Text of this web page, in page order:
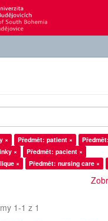
× Předmět: patient ×
×
Předmět: pacient ×
×
Předmět: nursing care ×
1-1 z 1